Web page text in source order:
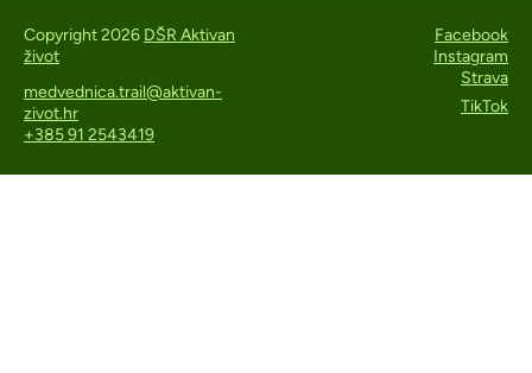
Copyright 2026 DŠR Aktivan
život
medvednica.trail@aktivan-
zivot.hr
+385 91 2543419
Facebook
Instagram
Strava
TikTok